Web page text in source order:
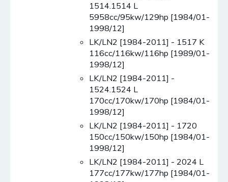
1514.1514 L
5958cc/95kw/129hp [1984/01-
1998/12]
LK/LN2 [1984-2011] - 1517 K
116cc/116kw/116hp [1989/01-
1998/12]
LK/LN2 [1984-2011] -
1524.1524 L
170cc/170kw/170hp [1984/01-
1998/12]
LK/LN2 [1984-2011] - 1720
150cc/150kw/150hp [1984/01-
1998/12]
LK/LN2 [1984-2011] - 2024 L
177cc/177kw/177hp [1984/01-